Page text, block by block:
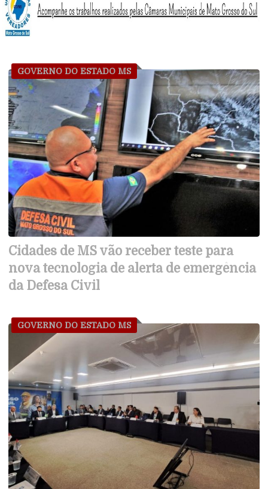
GOVERNO DO ESTADO MS
Cidades de MS vão receber teste para
nova tecnologia de alerta de emergência
da Defesa Civil
GOVERNO DO ESTADO MS